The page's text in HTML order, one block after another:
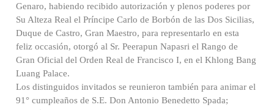
Genaro, habiendo recibido autorización y plenos poderes por
Su Alteza Real el Príncipe Carlo de Borbón de las Dos Sicilias,
Duque de Castro, Gran Maestro, para representarlo en esta
feliz occasión, otorgó al Sr. Peerapun Napasri el Rango de
Gran Oficial del Orden Real de Francisco I, en el Khlong Bang
Luang Palace.
Los distinguidos invitados se reunieron también para animar el
91° cumpleaños de S.E. Don Antonio Benedetto Spada;